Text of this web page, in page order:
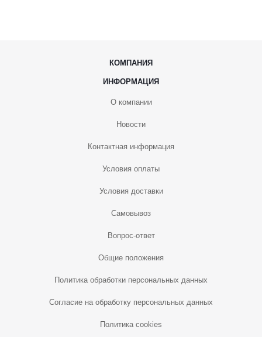
КОМПАНИЯ
ИНФОРМАЦИЯ
О компании
Новости
Контактная информация
Условия оплаты
Условия доставки
Самовывоз
Вопрос-ответ
Общие положения
Политика обработки персональных данных
Согласие на обработку персональных данных
Политика cookies